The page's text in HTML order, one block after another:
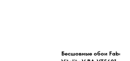
Бесшовные обои Faboie